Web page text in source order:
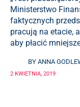
Ministerstwo
faktycznych
pracują na etacie,
aby płacić
BY ANNA
2 KWIETNIA, 2019